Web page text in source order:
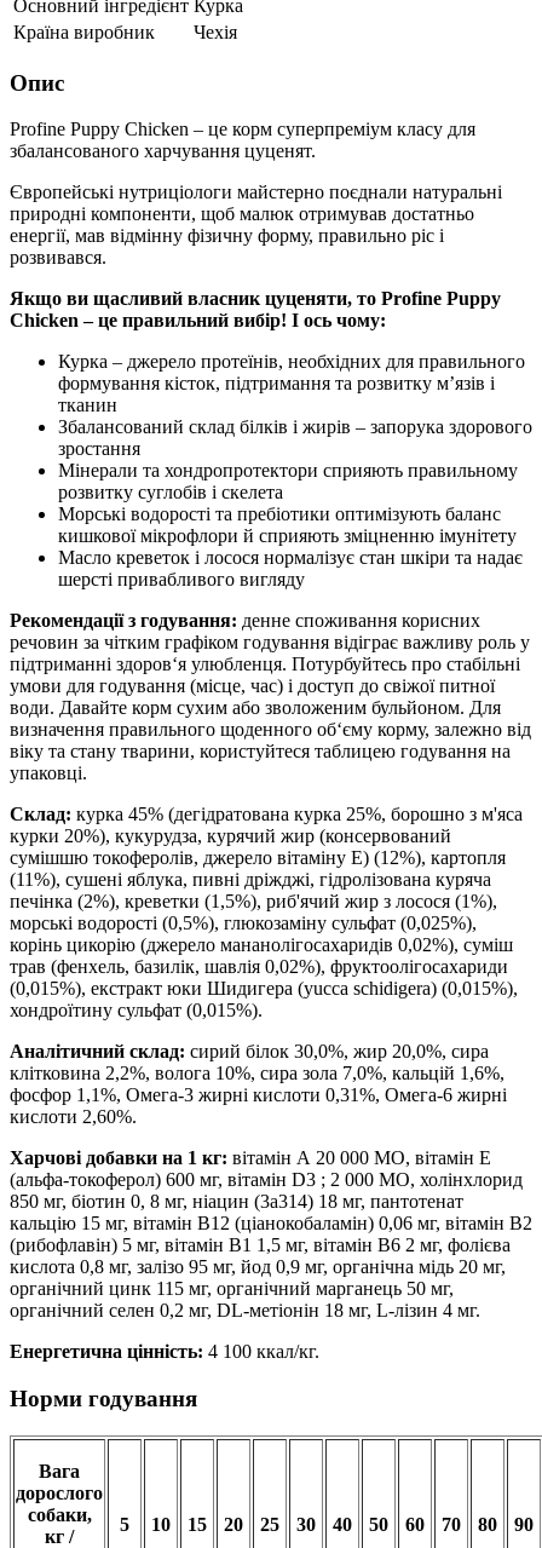
Основний інгредієнт Курка
Країна виробник
Чехія
Опис
Profine Puppy Chicken – це корм суперпреміум класу для
збалансованого харчування цуценят.
Європейські нутриціологи майстерно поєднали натуральні
природні компоненти, щоб малюк отримував достатньо
енергії, мав відмінну фізичну форму, правильно ріс і
розвивався.
Якщо ви щасливий власник цуценяти, то Profine Puppy
Chicken – це правильний вибір! І ось чому:
Курка – джерело протеїнів, необхідних для правильного
формування кісток, підтримання та розвитку м’язів і
тканин
Збалансований склад білків і жирів – запорука здорового
зростання
Мінерали та хондропротектори сприяють правильному
розвитку суглобів і скелета
Морські водорості та пребіотики оптимізують баланс
кишкової мікрофлори й сприяють зміцненню імунітету
Масло креветок і лосося нормалізує стан шкіри та надає
шерсті привабливого вигляду
Рекомендації з годування: денне споживання корисних
речовин за чітким графіком годування відіграє важливу роль у
підтриманні здоров‘я улюбленця. Потурбуйтесь про стабільні
умови для годування (місце, час) і доступ до свіжої питної
води. Давайте корм сухим або зволоженим бульйоном. Для
визначення правильного щоденного об‘єму корму, залежно від
віку та стану тварини, користуйтеся таблицею годування на
упаковці.
Склад: курка 45% (дегідратована курка 25%, борошно з м'яса
курки 20%), кукурудза, курячий жир (консервований
сумішшю токоферолів, джерело вітаміну Е) (12%), картопля
(11%), сушені яблука, пивні дріжджі, гідролізована куряча
печінка (2%), креветки (1,5%), риб'ячий жир з лосося (1%),
морські водорості (0,5%), глюкозаміну сульфат (0,025%),
корінь цикорію (джерело мананолігосахаридів 0,02%), суміш
трав (фенхель, базилік, шавлія 0,02%), фруктоолігосахариди
(0,015%), екстракт юки Шидигера (yucca schidigera) (0,015%),
хондроїтину сульфат (0,015%).
Аналітичний склад: сирий білок 30,0%, жир 20,0%, сира
клітковина 2,2%, волога 10%, сира зола 7,0%, кальцій 1,6%,
фосфор 1,1%, Омега-3 жирні кислоти 0,31%, Омега-6 жирні
кислоти 2,60%.
Харчові добавки на 1 кг: вітамін А 20 000 MО, вітамін E
(альфа-токоферол) 600 мг, вітамін D3 ; 2 000 MО, холінхлорид
850 мг, біотин 0, 8 мг, ніацин (3a314) 18 мг, пантотенат
кальцію 15 мг, вітамін В12 (ціанокобаламін) 0,06 мг, вітамін В2
(рибофлавін) 5 мг, вітамін В1 1,5 мг, вітамін В6 2 мг, фолієва
кислота 0,8 мг, залізо 95 мг, йод 0,9 мг, органічна мідь 20 мг,
органічний цинк 115 мг, органічний марганець 50 мг,
органічний селен 0,2 мг, DL-метіонін 18 мг, L-лізин 4 мг.
Енергетична цінність: 4 100 ккал/кг.
Норми годування
Вага
дорослого
собаки,
кг /
5 10 15 20 25 30 40 50 60 70 80 90